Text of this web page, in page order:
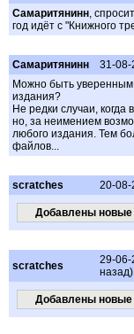
Cамаритянинн,
год идёт с "Книжного
Cамаритянинн
31-08-
Можно быть
издания?
Не редки случаи,
но, за неимением
любого издания. Тем
файлов...
scratches 20-08-
Добавлены новые
scratches
29-06-
назад)
Добавлены новые